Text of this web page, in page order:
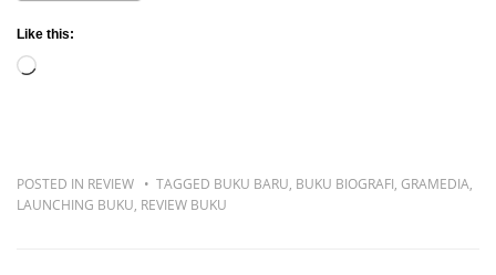
Like this:
Loading…
POSTED IN REVIEW TAGGED BUKU BARU, BUKU BIOGRAFI, GRAMEDIA,
LAUNCHING BUKU, REVIEW BUKU